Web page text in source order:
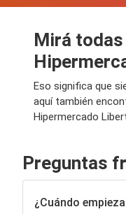
Mirá
Eso significa que
aquí también
Hipermercado
Preguntas
¿Cuándo